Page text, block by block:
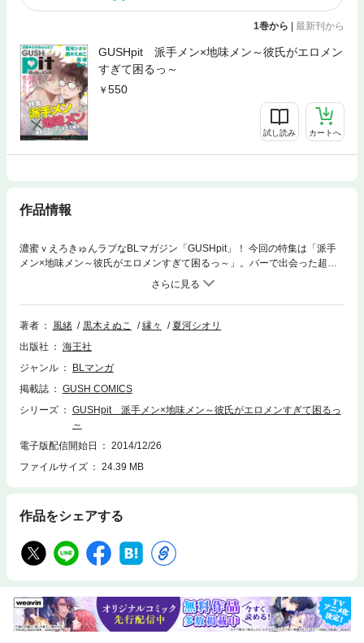
1巻から | 最新刊から
GUSHpit 派手メン×地味メン～彼氏がエロメン
すぎて困るっ～
550
試し読み カートへ
作品情報
濃蜜ｖえろきゅんラブなBLマガジン「GUSHpit」！ 今回の特集は「派手
メン×地味メン～彼氏がエロメンすぎて困るっ～」。バーで出会った超イ
ケメンが自分の部下に!? 優秀イケメン後輩×冴えない系先輩のリーマン
ラブｖ『グリーン・ティア・ドロップス』（風緒）や、寮で同室になった
相手が自分と真逆の地味メンで…!? 『コンプレックス・リサイクル』
（黒木えぬこ）、超優秀でそつがない営業課のエース×大人しい同僚のア
人気シリーズ『メガネと恋と青い鳥』の派手×地味カップルが登場!!（夏河
シオリ） フレッシュ＆えろきゅんｖｖなラインナップでお届けします！
著者 風緒 黒木えぬこ 縁々
夏河シオリ
出版社
海王社
ジャンル
BLマンガ
掲載誌
GUSH COMICS
シリーズ
GUSHpit 派手メン×地味メン～彼氏がエロメンすぎて困るっ
～
電子版配信開始日
2014/12/26
ファイルサイズ
24.39 MB
作品をシェアする